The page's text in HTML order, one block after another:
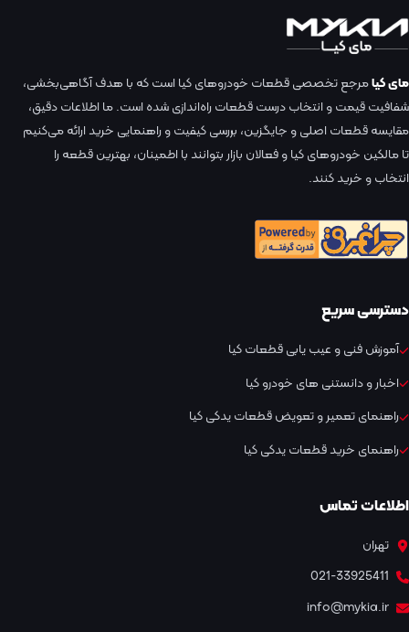
مای کیامرجع تخصصی قطعات خودروهای کیا است که با هدف آگاهی‌بخشی،
شفافیت قیمت و انتخاب درست قطعات راه‌اندازی شده است. ما اطلاعات دقیق،
مقایسه قطعات اصلی و جایگزین، بررسی کیفیت و راهنمایی خرید ارائه می‌کنیم
تا مالکین خودروهای کیا و فعالان بازار بتوانند با اطمینان، بهترین قطعه را
انتخاب و خرید کنند.
دسترسی سریع
آموزش فنی و عیب یابی قطعات کیا
اخبار و دانستنی های خودرو کیا
راهنمای تعمیر و تعویض قطعات یدکی کیا
راهنمای خرید قطعات یدکی کیا
اطلاعات تماس
تهران
021-33925411
info@mykia.ir